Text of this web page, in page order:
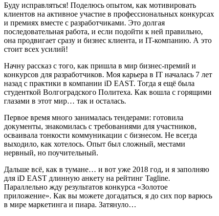
Буду исправляться! Поделюсь опытом, как мотивировать
клиентов на активное участие в профессиональных конкурсах
и премиях вместе с разработчиками. Это долгая
последовательная работа, и если подойти к ней правильно,
она продвигает сразу и бизнес клиента, и IT-компанию. А это
стоит всех усилий!
Начну рассказ с того, как пришла в мир бизнес-премий и
конкурсов для разработчиков. Моя карьера в IT началась 7 лет
назад с практики в компании iD EAST. Тогда я ещё была
студенткой Волгоградского Политеха. Как вошла с горящими
глазами в этот мир… так и осталась.
Первое время много занималась тендерами: готовила
документы, знакомилась с требованиями для участников,
осваивала тонкости коммуникации с бизнесом. Не всегда
выходило, как хотелось. Опыт был сложный, местами
нервный, но поучительный.
Дальше всё, как в тумане… и вот уже 2018 год, и я заполняю
для iD EAST длинную анкету на рейтинг Tagline.
Параллельно жду результатов конкурса «Золотое
приложение». Как вы можете догадаться, я до сих пор варюсь
в мире маркетинга и пиара. Затянуло…